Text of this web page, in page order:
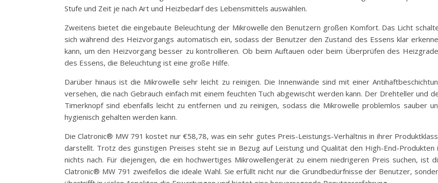
Stufe und Zeit je nach Art und Heizbedarf des Lebensmittels auswählen.
Zweitens bietet die eingebaute Beleuchtung der Mikrowelle den Benutzern großen Komfort. Das Licht
sich während des Heizvorgangs automatisch ein, sodass der Benutzer den Zustand des Essens klar
kann, um den Heizvorgang besser zu kontrollieren. Ob beim Auftauen oder beim Überprüfen des
des Essens, die Beleuchtung ist eine große Hilfe.
Darüber hinaus ist die Mikrowelle sehr leicht zu reinigen. Die Innenwände sind mit einer
versehen, die nach Gebrauch einfach mit einem feuchten Tuch abgewischt werden kann. Der Drehteller und
Timerknopf sind ebenfalls leicht zu entfernen und zu reinigen, sodass die Mikrowelle problemlos sauber
hygienisch gehalten werden kann.
Die Clatronic® MW 791 kostet nur €58,78, was ein sehr gutes Preis-Leistungs-Verhältnis in ihrer
darstellt. Trotz des günstigen Preises steht sie in Bezug auf Leistung und Qualität den High-End-Produkten
nichts nach. Für diejenigen, die ein hochwertiges Mikrowellengerät zu einem niedrigeren Preis suchen, ist
Clatronic® MW 791 zweifellos die ideale Wahl. Sie erfüllt nicht nur die Grundbedürfnisse der Benutzer,